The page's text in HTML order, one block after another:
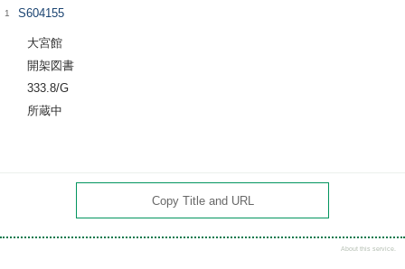
1 S604155
大宮館
開架図書
333.8/G
所蔵中
Copy Title and URL
About this service.